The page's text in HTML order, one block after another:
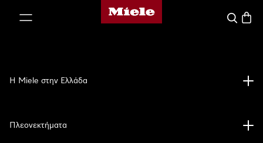
Αρχική σελίδα της Miele
Η Miele στην Ελλάδα
Πλεονεκτήματα